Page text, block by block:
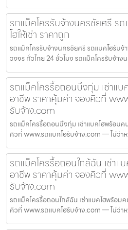
รถแม็คโครรับจ้างนครชัยศรี ร
โฮให้เช่า ราคาถูก
รถแม็คโครรับจ้างนครชัยศรี รถแบคโฮรับจ้
วงจร ทั่วไทย 24 ชั่วโมง รถแม็คโครรับจ้า
รถแม็คโครรื้อถอนบึงกุ่ม เช่าแ
อาชีพ ราคาคุ้มค่า จองคิวที่
รับจ้าง.com
รถแม็คโครรื้อถอนบึงกุ่ม เช่าแบคโฮพร้อม
คิวที่ www.รถแบคโฮรับจ้าง.com — ไม่ว่า
รถแม็คโครรื้อถอนใกล้ฉัน เช่า
อาชีพ ราคาคุ้มค่า จองคิวที่
รับจ้าง.com
รถแม็คโครรื้อถอนใกล้ฉัน เช่าแบคโฮพร้อม
คิวที่ www.รถแบคโฮรับจ้าง.com — ไม่ว่า